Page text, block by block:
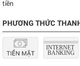
tiền
PHƯƠNG THỨC